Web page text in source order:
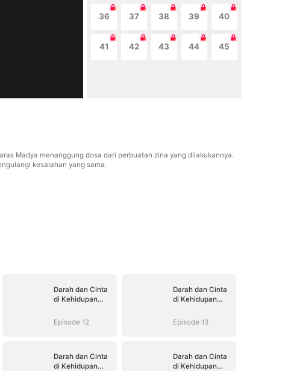
36 37 38 39 40
41 42 43 44 45
Madya menanggung dosa dari perbuatan zina yang dilakukannya.
kesalahan yang sama.
Darah dan Cinta
di Kehidupan
Episode 12
Darah dan Cinta
di Kehidupan
Episode 13
Darah dan Cinta
di Kehidupan
Darah dan Cinta
di Kehidupan